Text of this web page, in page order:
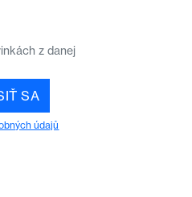
z danej
SA
údajů